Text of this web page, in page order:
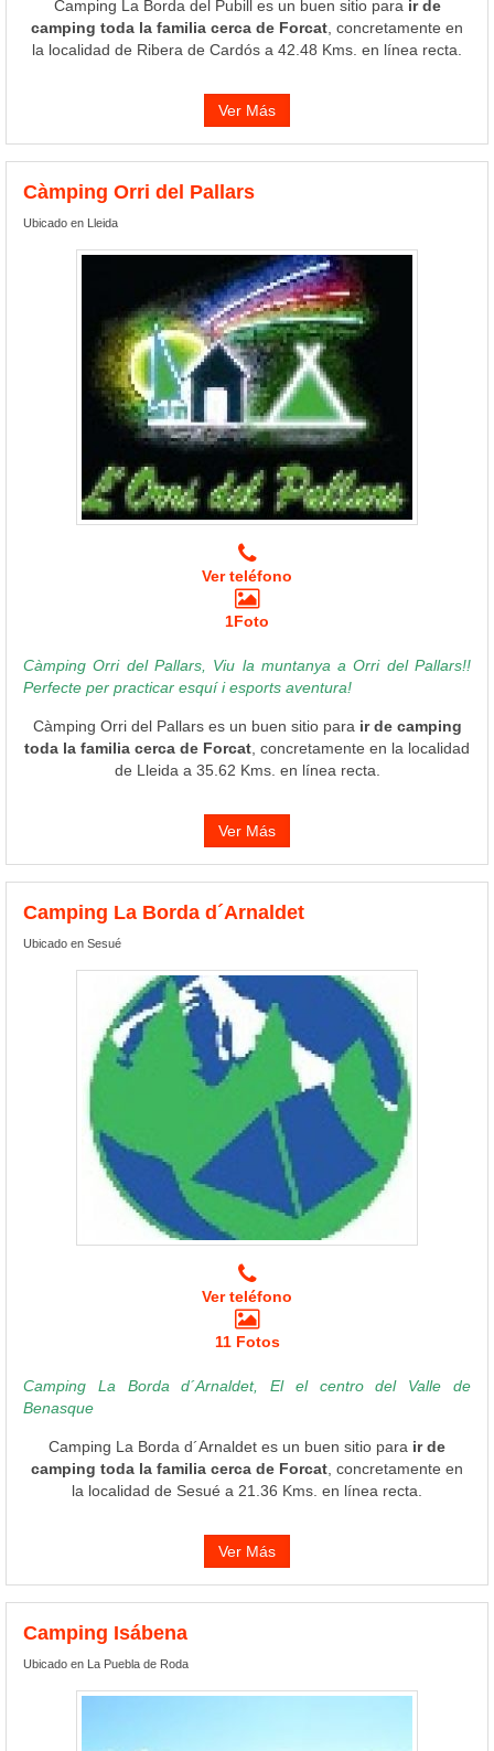
Camping La Borda del Pubill es un buen sitio para ir de
camping toda la familia cerca de Forcat , concretamente en
la localidad de Ribera de Cardós a 42.48 Kms. en línea recta.
Ver Más
Càmping Orri del Pallars
Ubicado en Lleida
Ver teléfono
1Foto
Càmping Orri del Pallars, Viu la muntanya a Orri del Pallars!!
Perfecte per practicar esquí i esports aventura!
Càmping Orri del Pallars es un buen sitio para ir de camping
toda la familia cerca de Forcat , concretamente en la localidad
de Lleida a 35.62 Kms. en línea recta.
Ver Más
Camping La Borda d´Arnaldet
Ubicado en Sesué
Ver teléfono
11 Fotos
Camping La Borda d´Arnaldet, El el centro del Valle de
Benasque
Camping La Borda d´Arnaldet es un buen sitio para ir de
camping toda la familia cerca de Forcat , concretamente en
la localidad de Sesué a 21.36 Kms. en línea recta.
Ver Más
Camping Isábena
Ubicado en La Puebla de Roda